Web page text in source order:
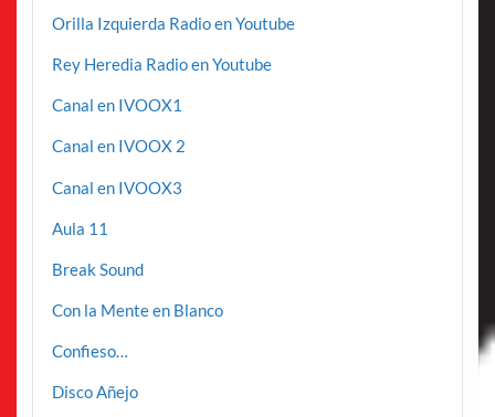
Orilla Izquierda Radio en Youtube
Rey Heredia Radio en Youtube
Canal en IVOOX1
Canal en IVOOX 2
Canal en IVOOX3
Aula 11
Break Sound
Con la Mente en Blanco
Confieso…
Disco Añejo